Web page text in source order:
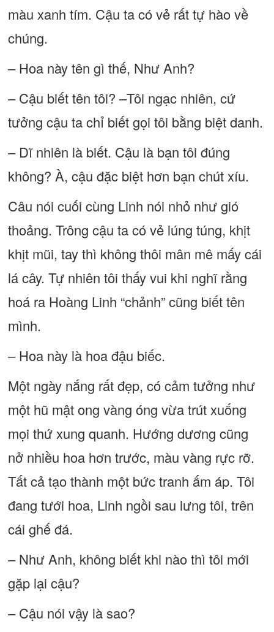
màu xanh tím. Cậu ta có vẻ rất tự hào về
chúng.
– Hoa này tên gì thế, Như Anh?
– Cậu biết tên tôi? –Tôi ngạc nhiên, cứ
tưởng cậu ta chỉ biết gọi tôi bằng biệt danh.
– Dĩ nhiên là biết. Cậu là bạn tôi đúng
không? À, cậu đặc biệt hơn bạn chút xíu.
Câu nói cuối cùng Linh nói nhỏ như gió
thoảng. Trông cậu ta có vẻ lúng túng, khịt
khịt mũi, tay thì không thôi mân mê mấy cái
lá cây. Tự nhiên tôi thấy vui khi nghĩ rằng
hoá ra Hoàng Linh “chảnh” cũng biết tên
mình.
– Hoa này là hoa đậu biếc.
Một ngày nắng rất đẹp, có cảm tưởng như
một hũ mật ong vàng óng vừa trút xuống
mọi thứ xung quanh. Hướng dương cũng
nở nhiều hoa hơn trước, màu vàng rực rỡ.
Tất cả tạo thành một bức tranh ấm áp. Tôi
đang tưới hoa, Linh ngồi sau lưng tôi, trên
cái ghế đá.
– Như Anh, không biết khi nào thì tôi mới
gặp lại cậu?
– Cậu nói vậy là sao?